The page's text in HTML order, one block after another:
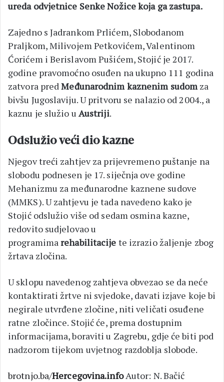
ureda odvjetnice Senke Nožice koja ga zastupa.
Zajedno s Jadrankom Prlićem, Slobodanom
Praljkom, Milivojem Petkovićem, Valentinom
Ćorićem i Berislavom Pušićem, Stojić je 2017.
godine pravomoćno osuđen na ukupno 111 godina
zatvora predMeđunarodnim kaznenim sudomza
bivšu Jugoslaviju. U pritvoru se nalazio od 2004., a
kaznu je služio u Austriji.
Odslužio veći dio kazne
Njegov treći zahtjev za prijevremeno puštanje na
slobodu podnesen je 17. siječnja ove godine
Mehanizmu za međunarodne kaznene sudove
(MMKS). U zahtjevu je tada navedeno kako je
Stojić odslužio više od sedam osmina kazne,
redovito sudjelovao u
programimarehabilitacije te izrazio žaljenje zbog
žrtava zločina.
U sklopu navedenog zahtjeva obvezao se da neće
kontaktirati žrtve ni svjedoke, davati izjave koje bi
negirale utvrđene zločine, niti veličati osuđene
ratne zločince. Stojić će, prema dostupnim
informacijama, boraviti u Zagrebu, gdje će biti pod
nadzorom tijekom uvjetnog razdoblja slobode.
brotnjo.ba/Hercegovina.info Autor: N. Bačić